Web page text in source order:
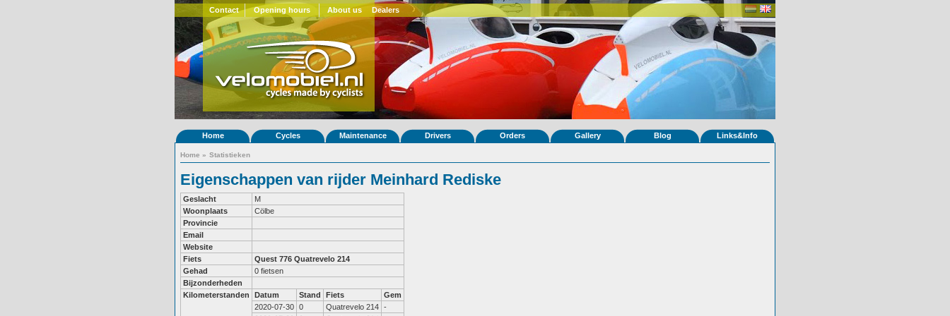
Contact Opening hours About us Dealers
Home Cycles Maintenance Drivers Orders Gallery Blog Links&Info
Home » Statistieken
Eigenschappen van rijder Meinhard Rediske
Geslacht
M
Woonplaats
Cölbe
Provincie
Email
Website
Fiets
Quest 776 Quatrevelo 214
Gehad
0 fietsen
Bijzonderheden
Kilometerstanden
Datum Stand Fiets
Gem
2020-07-30 0 Quatrevelo 214 -